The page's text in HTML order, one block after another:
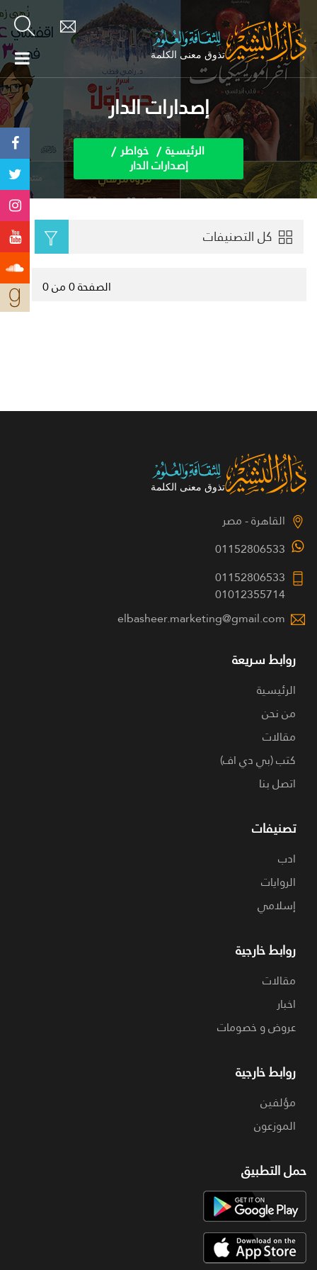
إصدارات الدار
الرئيسية خواطر
إصدارات الدار
كل التصنيفات
الصفحة 0 من 0
القاهرة - مصر
01152806533
01152806533
01012355714
elbasheer.marketing@gmail.com
روابط سريعة
الرئيسية
من نحن
مقالات
كتب (بي دي اف)
اتصل بنا
تصنيفات
ادب
الروايات
إسلامي
روابط خارجية
مقالات
اخبار
عروض و خصومات
روابط خارجية
مؤلفين
الموزعون
حمل التطبيق